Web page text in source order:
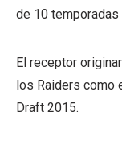
de 10 temporadas
El receptor
los Raiders como
Draft 2015.